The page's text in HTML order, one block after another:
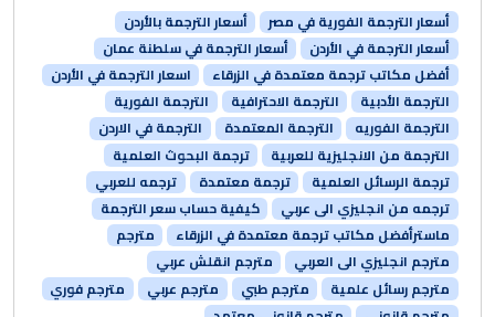
أسعار الترجمة الفورية في مصر
أسعار الترجمة بالأردن
أسعار الترجمة في الأردن
أسعار الترجمة في سلطنة عمان
أفضل مكاتب ترجمة معتمدة في الزرقاء
اسعار الترجمة في الأردن
الترجمة الأدبية
الترجمة الاحترافية
الترجمة الفورية
الترجمة الفوريه
الترجمة المعتمدة
الترجمة في الاردن
الترجمة من الانجليزية للعربية
ترجمة البحوث العلمية
ترجمة الرسائل العلمية
ترجمة معتمدة
ترجمه للعربي
ترجمه من انجليزي الى عربي
كيفية حساب سعر الترجمة
ماسترأفضل مكاتب ترجمة معتمدة في الزرقاء
مترجم
مترجم انجليزي الى العربي
مترجم انقلش عربي
مترجم رسائل علمية
مترجم طبي مترجم عربي
مترجم فوري